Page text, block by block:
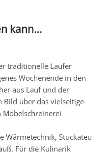
kann…
traditionelle Laufer
Wochenende in den
aus Lauf und der
Bild über das vielseitige
Wärmetechnik,
Für die Kulinarik